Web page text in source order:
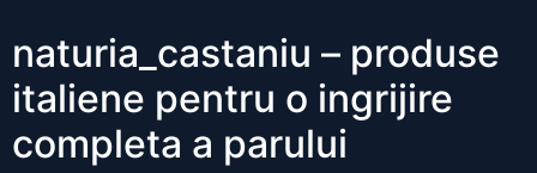
naturia_castaniu – produse
italiene pentru o ingrijire
completa a parului